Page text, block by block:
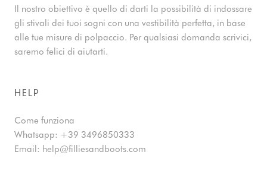
Il nostro obiettivo è quello di darti la possibilità di indossare
gli stivali dei tuoi sogni con una vestibilità perfetta, in base
alle tue misure di polpaccio. Per qualsiasi domanda scrivici,
saremo felici di aiutarti.
HELP
Come funziona
Whatsapp: +39 3496850333
Email: help@filliesandboots.com